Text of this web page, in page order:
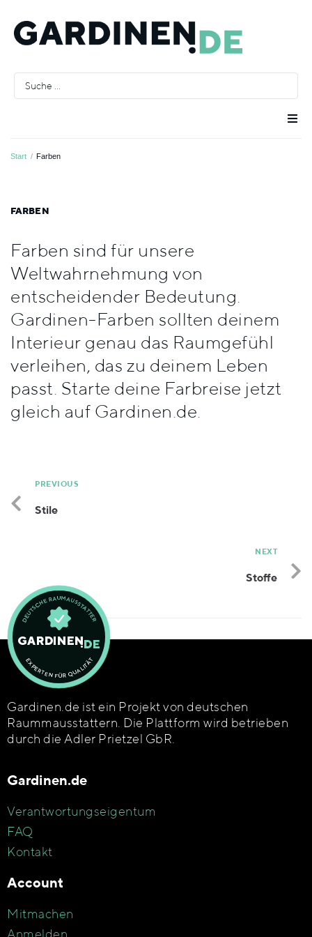
Raumausstatter
Stoffe
Farben
Stile
Start / Farben
FARBEN
Farben sind für unsere
Weltwahrnehmung von
entscheidender Bedeutung.
Gardinen-Farben sollten deinem
Interieur genau das Raumgefühl
verleihen, das zu deinem Leben
passt. Starte deine Farbreise jetzt
gleich auf Gardinen.de.
PREVIOUS
Stile
NEXT
Stoffe
Gardinen.de ist ein Projekt von deutschen
Raummausstattern. Die Plattform wird betrieben
durch die Adler Prietzel GbR.
Gardinen.de
Verantwortungseigentum
FAQ
Kontakt
Account
Mitmachen
Anmelden